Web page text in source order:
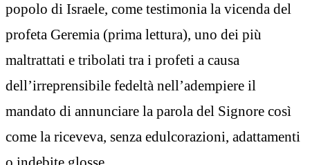
popolo di Israele, come testimonia la vicenda del
profeta Geremia (prima lettura), uno dei più
maltrattati e tribolati tra i profeti a causa
dell’irreprensibile fedeltà nell’adempiere il
mandato di annunciare la parola del Signore così
come la riceveva, senza edulcorazioni, adattamenti